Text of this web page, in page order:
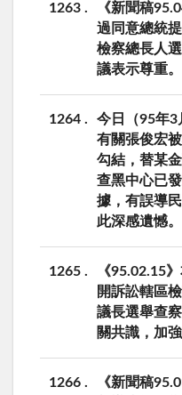
1263
《新聞稿
過同意總統
檢察總長人
議表示尊重。
1264
今日（95年3
有關張俊宏
勾結，替某
查黑中心已
據，有誤導
此深感遺憾。
1265
《95.02.15
開訴訟轄區
議長選舉查
關共識，加強
1266
《新聞稿